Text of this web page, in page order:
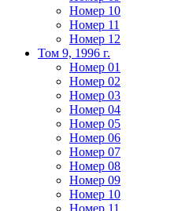
Номер 10
Номер 11
Номер 12
Том 9, 1996 г.
Номер 01
Номер 02
Номер 03
Номер 04
Номер 05
Номер 06
Номер 07
Номер 08
Номер 09
Номер 10
Номер 11